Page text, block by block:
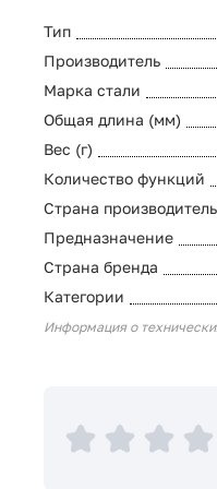
Тип
Производитель
Марка стали
Общая длина (мм)
Вес (г)
Количество функций
Страна производитель
Предназначение
Страна бренда
Категории
Информация о